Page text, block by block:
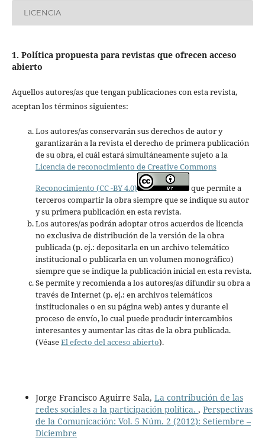
LICENCIA
1. Política propuesta para revistas que ofrecen acceso
abierto
Aquellos autores/as que tengan publicaciones con esta revista,
aceptan los términos siguientes:
Los autores/as conservarán sus derechos de autor y
garantizarán a la revista el derecho de primera publicación
de su obra, el cuál estará simultáneamente sujeto a la
Licencia de reconocimiento de Creative Commons
Reconocimiento (CC -BY 4.0)
que permite a
terceros compartir la obra siempre que se indique su autor
y su primera publicación en esta revista.
Los autores/as podrán adoptar otros acuerdos de licencia
no exclusiva de distribución de la versión de la obra
publicada (p. ej.: depositarla en un archivo telemático
institucional o publicarla en un volumen monográfico)
siempre que se indique la publicación inicial en esta revista.
Se permite y recomienda a los autores/as difundir su obra a
través de Internet (p. ej.: en archivos telemáticos
institucionales o en su página web) antes y durante el
proceso de envío, lo cual puede producir intercambios
interesantes y aumentar las citas de la obra publicada.
(VéaseEl efecto del acceso abierto).
Jorge Francisco Aguirre Sala, La contribución de las
redes sociales a la participación política. , Perspectivas
de la Comunicación: Vol. 5 Núm. 2 (2012): Setiembre –
Diciembre